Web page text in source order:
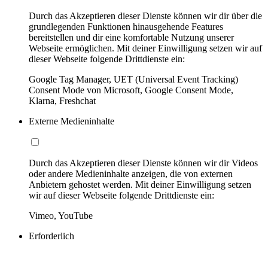
Durch das Akzeptieren dieser Dienste können wir dir über die
grundlegenden Funktionen hinausgehende Features
bereitstellen und dir eine komfortable Nutzung unserer
Webseite ermöglichen. Mit deiner Einwilligung setzen wir auf
dieser Webseite folgende Drittdienste ein:
Google Tag Manager, UET (Universal Event Tracking)
Consent Mode von Microsoft, Google Consent Mode,
Klarna, Freshchat
Externe Medieninhalte
Durch das Akzeptieren dieser Dienste können wir dir Videos
oder andere Medieninhalte anzeigen, die von externen
Anbietern gehostet werden. Mit deiner Einwilligung setzen
wir auf dieser Webseite folgende Drittdienste ein:
Vimeo, YouTube
Erforderlich